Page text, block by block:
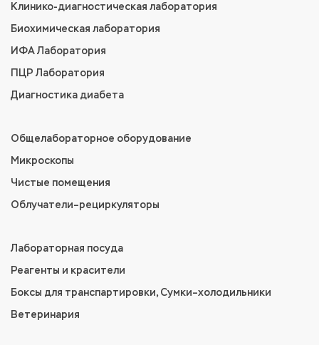
Клинико-диагностическая лаборатория
Биохимическая лаборатория
ИФА Лаборатория
ПЦР Лаборатория
Диагностика диабета
Общелабораторное оборудование
Микроскопы
Чистые помещения
Облучатели–рециркуляторы
Лабораторная посуда
Реагенты и красители
Боксы для транспартировки, Сумки–холодильники
Ветеринария